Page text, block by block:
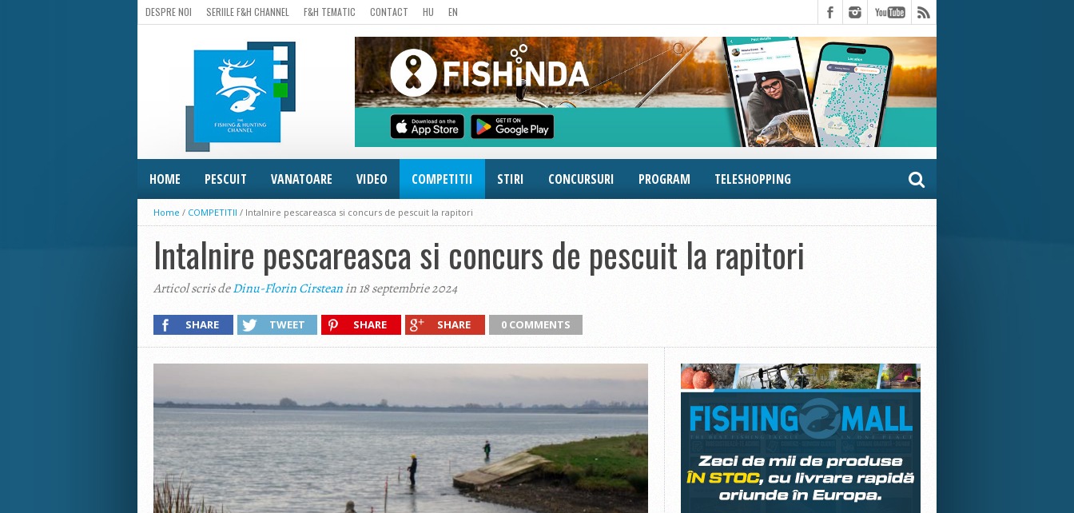
DESPRE NOI SERIILE F&H CHANNEL F&H TEMATIC CONTACT HU EN
HOME PESCUIT VANATOARE VIDEO COMPETITII STIRI CONCURSURI PROGRAM TELESHOPPING
Home / COMPETITII / Intalnire pescareasca si concurs de pescuit la rapitori
Intalnire pescareasca si concurs de pescuit la rapitori
Articol scris deDinu-Florin Cirsteanin 18 septembrie 2024
SHARE TWEET SHARE SHARE 0 COMMENTS